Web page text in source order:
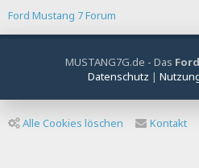
Ford Mustang 7 Forum
MUSTANG7G.de - Das
Datenschutz |
Alle Cookies löschen Kontakt